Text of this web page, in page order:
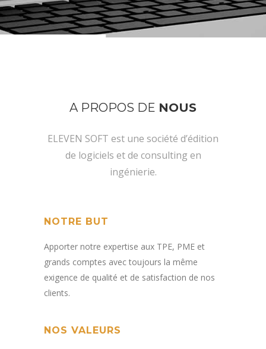
A PROPOS DE NOUS
ELEVEN SOFT est une société d’édition
de logiciels et de consulting en
ingénierie.
NOTRE BUT
Apporter notre expertise aux TPE, PME et
grands comptes avec toujours la même
exigence de qualité et de satisfaction de nos
clients.
NOS VALEURS